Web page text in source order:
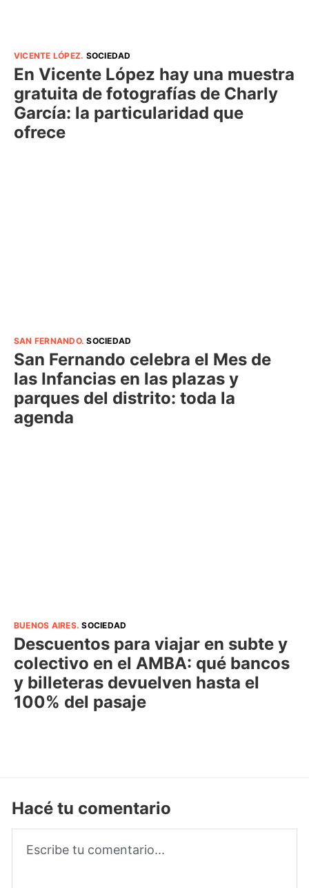
VICENTE LÓPEZ. SOCIEDAD
En Vicente López hay una muestra
gratuita de fotografías de Charly
García: la particularidad que
ofrece
SAN FERNANDO.SOCIEDAD
San Fernando celebra el Mes de
las Infancias en las plazas y
parques del distrito: toda la
agenda
BUENOS AIRES.SOCIEDAD
Descuentos para viajar en subte y
colectivo en el AMBA: qué bancos
y billeteras devuelven hasta el
100% del pasaje
Hacé tu comentario